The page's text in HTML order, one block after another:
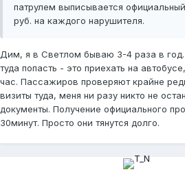
патрулем выписывается
руб. на каждого нарушителя.
Дим, я в Светлом бываю 3-4 раза в
туда попасть - это приехать на
час. Пассажиров проверяют крайне
визиты туда, меня ни разу никто не
документы. Получение официального
30минут. Просто они тянутся долго.